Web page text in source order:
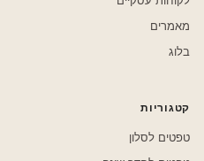
מאמרים
בלוג
קטגוריות
טפטים לסלון